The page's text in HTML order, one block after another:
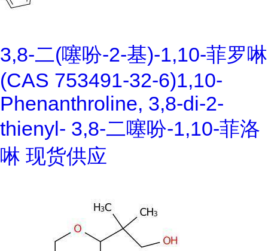
3,8-二(噻吩-2-基)-1,10-菲罗啉
(CAS 753491-32-6)1,10-
Phenanthroline, 3,8-di-2-
thienyl- 3,8-二噻吩-1,10-菲洛
啉 现货供应